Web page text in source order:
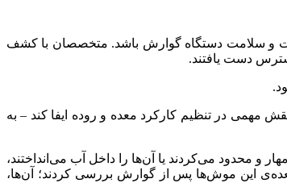
و سلامت دستگاه گوارش باشد. متخصصان با کشف
دست یافتند.
در تنظیم کارکرد معده و روده ایفا کند – به
محدود می‌کردند یا آن‌ها را داخل آب می‌انداختند،
این موش‌ها پس از گوارش بررسی کردند؛ آن‌ها،